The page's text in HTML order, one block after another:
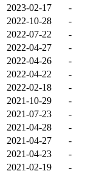
2023-02-17
-
2022-10-28
-
2022-07-22
-
2022-04-27
-
2022-04-26
-
2022-04-22
-
2022-02-18
-
2021-10-29
-
2021-07-23
-
2021-04-28
-
2021-04-27
-
2021-04-23
-
2021-02-19
-